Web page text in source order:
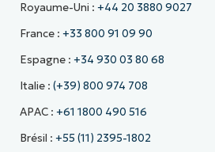
Royaume-Uni : +44 20 3880 9027
France : +33 800 91 09 90
Espagne : +34 930 03 80 68
Italie : (+39) 800 974 708
APAC : +61 1800 490 516
Brésil : +55 (11) 2395-1802